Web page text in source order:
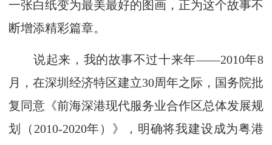
一张白纸变为最美最好的图画，正为这个故事不
断增添精彩篇章。
说起来，我的故事不过十来年——2010年8
月，在深圳经济特区建立30周年之际，国务院批
复同意《前海深港现代服务业合作区总体发展规
划（2010-2020年）》，明确将我建设成为粤港